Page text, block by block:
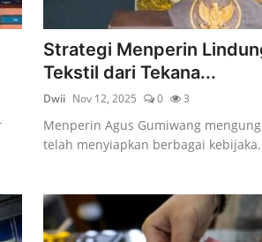
Strategi Menperin
Tekstil dari Tekana...
Dwii Nov 12, 2025 0 3
Menperin Agus Gumiwang
telah menyiapkan berbagai